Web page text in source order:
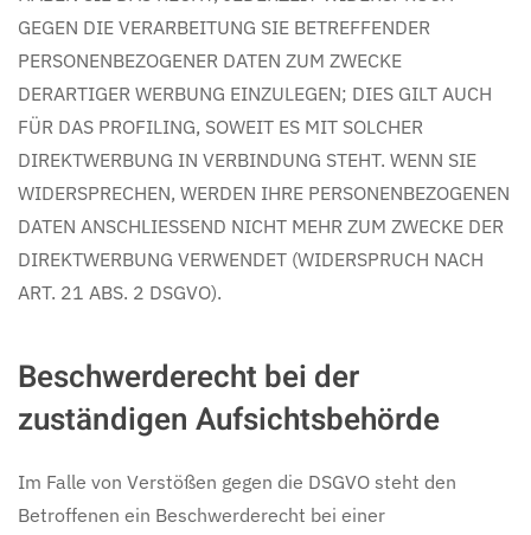
GEGEN DIE VERARBEITUNG SIE BETREFFENDER
PERSONENBEZOGENER DATEN ZUM ZWECKE
DERARTIGER WERBUNG EINZULEGEN; DIES GILT AUCH
FÜR DAS PROFILING, SOWEIT ES MIT SOLCHER
DIREKTWERBUNG IN VERBINDUNG STEHT. WENN SIE
WIDERSPRECHEN, WERDEN IHRE PERSONENBEZOGENEN
DATEN ANSCHLIESSEND NICHT MEHR ZUM ZWECKE DER
DIREKTWERBUNG VERWENDET (WIDERSPRUCH NACH
ART. 21 ABS. 2 DSGVO).
Beschwerde­recht bei der
zuständigen Aufsichts­behörde
Im Falle von Verstößen gegen die DSGVO steht den
Betroffenen ein Beschwerderecht bei einer